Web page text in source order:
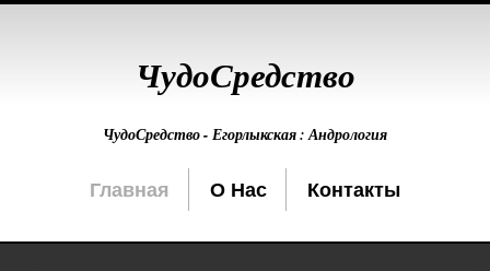
ЧудоСредство
ЧудоСредство - Егорлыкская : Андрология
Главная О Нас Контакты